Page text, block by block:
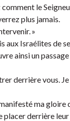
le
plus jamais.
»
aux Israélites de
ainsi un
derrière vous.
ma gloire
placer derrière